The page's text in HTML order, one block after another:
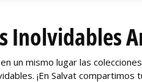
Inolvidables
un mismo lugar las
¡En Salvat compartimos